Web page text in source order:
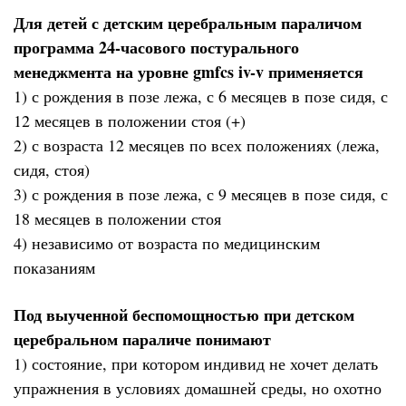
Для детей с детским церебральным параличом
программа 24-часового постурального
менеджмента на уровне gmfcs iv-v применяется
1) с рождения в позе лежа, с 6 месяцев в позе сидя, с
12 месяцев в положении стоя (+)
2) с возраста 12 месяцев по всех положениях (лежа,
сидя, стоя)
3) с рождения в позе лежа, с 9 месяцев в позе сидя, с
18 месяцев в положении стоя
4) независимо от возраста по медицинским
показаниям
Под выученной беспомощностью при детском
церебральном параличе понимают
1) состояние, при котором индивид не хочет делать
упражнения в условиях домашней среды, но охотно